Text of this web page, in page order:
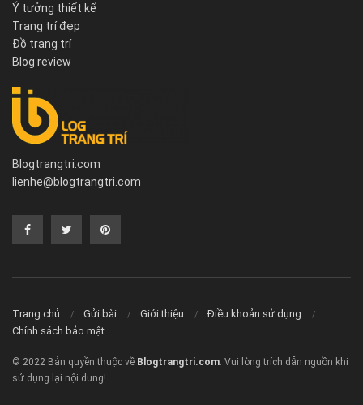
Ý tưởng thiết kế
Trang trí đẹp
Đồ trang trí
Blog review
Blogtrangtri.com
lienhe@blogtrangtri.com
Trang chủ Gửi bài Giới thiệu
Điều khoản sử dụng
Chính sách bảo mật
© 2022 Bản quyền thuộc về Blogtrangtri.com. Vui lòng trích dẫn nguồn khi
sử dụng lại nội dung!